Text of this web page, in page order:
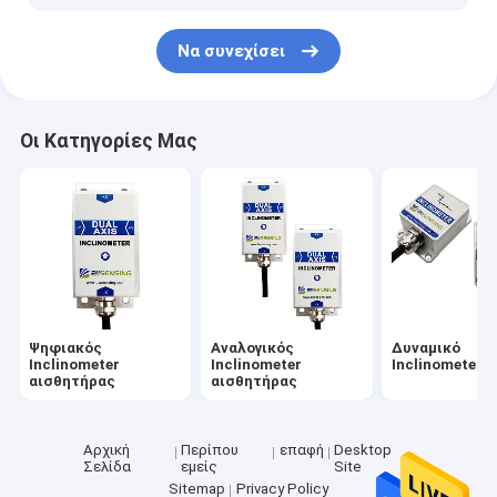
Να συνεχίσει
Οι Κατηγορίες Μας
Ψηφιακός
Inclinometer
αισθητήρας
Αναλογικός
Inclinometer
αισθητήρας
Δυναμικό
Inclinometer
Αρχική
Σελίδα
Περίπου
εμείς
επαφή
Desktop
Site
Sitemap
Privacy Policy